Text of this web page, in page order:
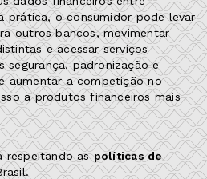
prática, o consumidor pode levar
outros bancos, movimentar
e acessar serviços
segurança, padronização e
aumentar a competição no
a produtos financeiros mais
respeitando aspolíticas de